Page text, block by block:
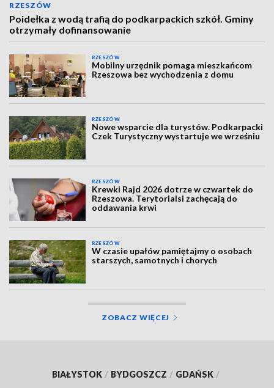
RZESZÓW
Poidełka z wodą trafią do podkarpackich szkół. Gminy
otrzymały dofinansowanie
RZESZÓW
Mobilny urzędnik pomaga mieszkańcom
Rzeszowa bez wychodzenia z domu
RZESZÓW
Nowe wsparcie dla turystów. Podkarpacki
Czek Turystyczny wystartuje we wrześniu
RZESZÓW
Krewki Rajd 2026 dotrze w czwartek do
Rzeszowa. Terytorialsi zachęcają do
oddawania krwi
RZESZÓW
W czasie upałów pamiętajmy o osobach
starszych, samotnych i chorych
ZOBACZ WIĘCEJ
BIAŁYSTOK / BYDGOSZCZ / GDAŃSK /